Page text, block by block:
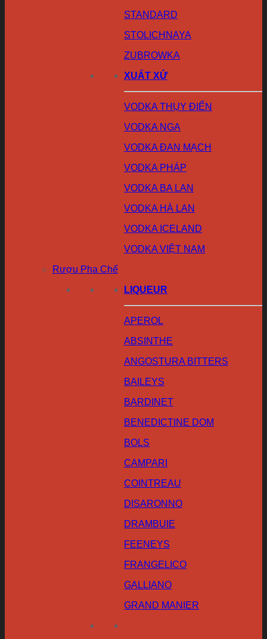
STANDARD
STOLICHNAYA
ZUBROWKA
XUẤT XỨ
VODKA THỤY ĐIỂN
VODKA NGA
VODKA ĐAN MẠCH
VODKA PHÁP
VODKA BA LAN
VODKA HÀ LAN
VODKA ICELAND
VODKA VIỆT NAM
Rượu Pha Chế
LIQUEUR
APEROL
ABSINTHE
ANGOSTURA BITTERS
BAILEYS
BARDINET
BENEDICTINE DOM
BOLS
CAMPARI
COINTREAU
DISARONNO
DRAMBUIE
FEENEYS
FRANGELICO
GALLIANO
GRAND MANIER